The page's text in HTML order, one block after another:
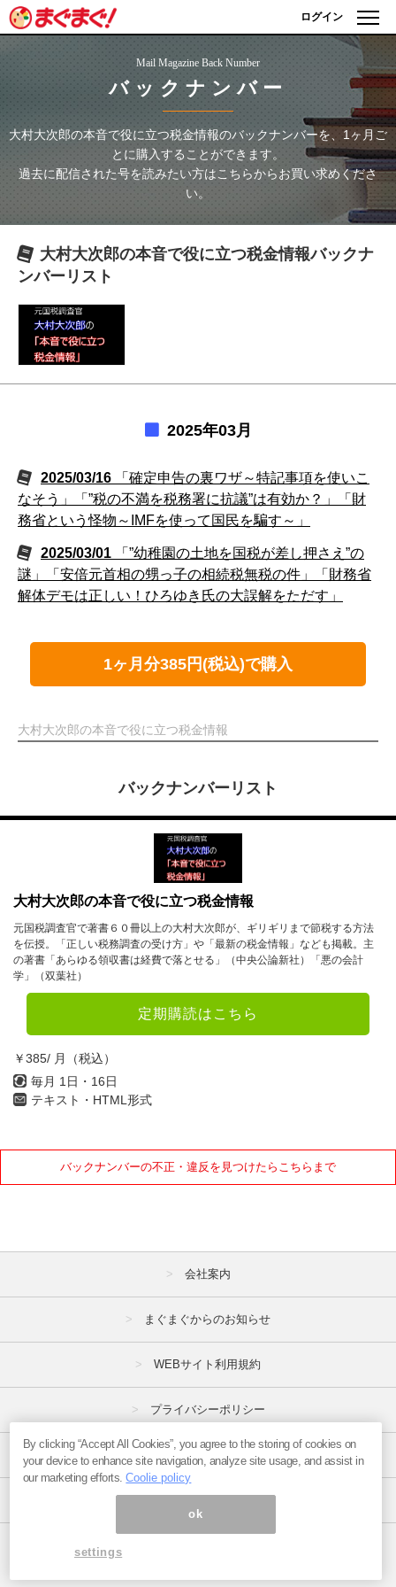
ログイン
Mail Magazine Back Number
バックナンバー
大村大次郎の本音で役に立つ税金情報のバックナンバーを、1ヶ月ご
とに購入することができます。
過去に配信された号を読みたい方はこちらからお買い求めくださ
い。
大村大次郎の本音で役に立つ税金情報バックナ
ンバーリスト
2025年03月
2025/03/16
「確定申告の裏ワザ～特記事項を使いこ
なそう」「”税の不満を税務署に抗議”は有効か？」「財
務省という怪物～IMFを使って国民を騙す～」
2025/03/01
「”幼稚園の土地を国税が差し押さえ”の
謎」「安倍元首相の甥っ子の相続税無税の件」「財務省
解体デモは正しい！ひろゆき氏の大誤解をただす」
1ヶ月分385円(税込)で購入
大村大次郎の本音で役に立つ税金情報
バックナンバーリスト
大村大次郎の本音で役に立つ税金情報
元国税調査官で著書６０冊以上の大村大次郎が、ギリギリまで節税する方法
を伝授。「正しい税務調査の受け方」や「最新の税金情報」なども掲載。主
の著書「あらゆる領収書は経費で落とせる」（中央公論新社）「悪の会計
学」（双葉社）
定期購読はこちら
￥385/ 月（税込）
毎月 1日・16日
テキスト・HTML形式
バックナンバーの不正・違反を見つけたらこちらまで
会社案内
まぐまぐからのお知らせ
WEBサイト利用規約
プライバシーポリシー
特定商取引法
広告掲載はこちら
ページ内の商標は全て商標権者に属します。
By clicking “Accept All Cookies”, you agree to the storing of cookies on
your device to enhance site navigation, analyze site usage, and assist in
our marketing efforts.Coolie policy
ok
settings